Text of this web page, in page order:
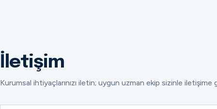
İletişim
Kurumsal ihtiyaçlarınızı iletin; uygun uzman ekip sizinle iletişime